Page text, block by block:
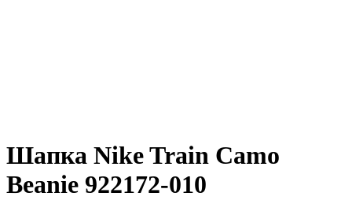
Шапка Nike Train Camo
Beanie 922172-010